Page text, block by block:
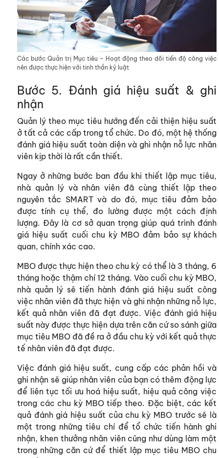
Các bước Quản trị Mục tiêu – Hoạt động theo dõi tiến độ công việc
nên được thực hiện với tinh thần kỷ luật
Bước 5. Đánh giá hiệu suất & ghi
nhận
Quản lý theo mục tiêu hướng đến cải thiện hiệu suất
ở tất cả các cấp trong tổ chức. Do đó, một hệ thống
đánh giá hiệu suất toàn diện và ghi nhận nỗ lực nhân
viên kịp thời là rất cần thiết.
Ngay ở những bước ban đầu khi thiết lập mục tiêu,
nhà quản lý và nhân viên đã cùng thiết lập theo
nguyên tắc SMART và do đó, mục tiêu đảm bảo
được tính cụ thể, đo lường được một cách định
lượng. Đây là cơ sở quan trọng giúp quá trình đánh
giá hiệu suất cuối chu kỳ MBO đảm bảo sự khách
quan, chính xác cao.
MBO được thực hiện theo chu kỳ có thể là 3 tháng, 6
tháng hoặc thậm chí 12 tháng. Vào cuối chu kỳ MBO,
nhà quản lý sẽ tiến hành đánh giá hiệu suất công
việc nhân viên đã thực hiện và ghi nhận những nỗ lực,
kết quả nhân viên đã đạt được. Việc đánh giá hiệu
suất này được thực hiện dựa trên căn cứ so sánh giữa
mục tiêu MBO đã đề ra ở đầu chu kỳ với kết quả thực
tế nhân viên đã đạt được.
Việc đánh giá hiệu suất, cung cấp các phản hồi và
ghi nhận sẽ giúp nhân viên của bạn có thêm động lực
để liên tục tối ưu hoá hiệu suất, hiệu quả công việc
trong các chu kỳ MBO tiếp theo. Đặc biệt, các kết
quả đánh giá hiệu suất của chu kỳ MBO trước sẽ là
một trong những tiêu chí để tổ chức tiến hành ghi
nhận, khen thưởng nhân viên cũng như dùng làm một
trong những căn cứ để thiết lập mục tiêu MBO chu